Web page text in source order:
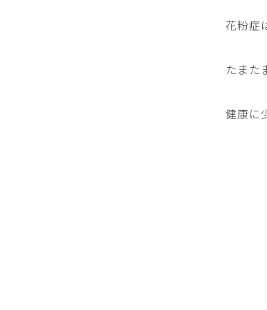
花粉症
たまた
健康に